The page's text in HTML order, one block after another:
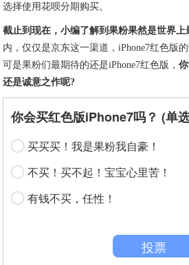
选择使用花呗分期购买。
截止到现在，小编了解到果粉果然是世界上
内，仅仅是京东这一渠道，iPhone7红色版
可是果粉们最期待的还是iPhone7红色版，
还是诚意之作呢?
你会买红色版iPhone7吗？ (单
买买买！我是果粉我自豪！
不买！买不起！宝宝心里苦！
有钱不买，任性！
投票